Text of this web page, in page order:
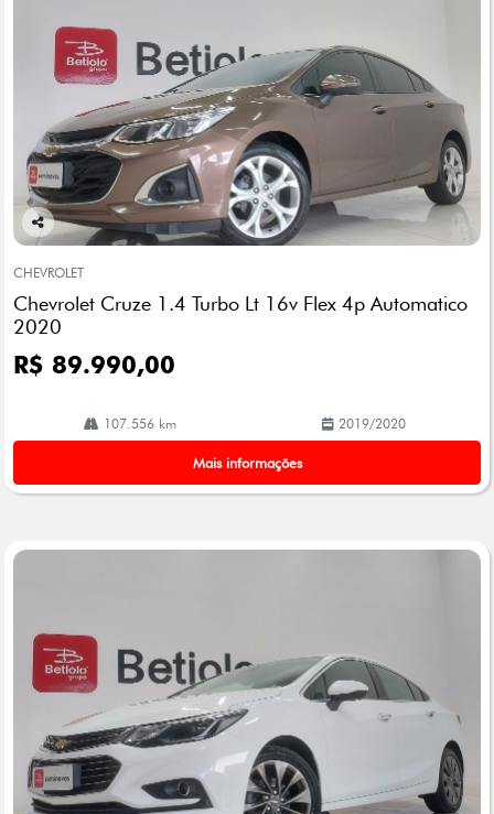
Co
arti
lhe
CHEVROLET
Chevrolet Cruze 1.4 Turbo Lt 16v Flex 4p Automatico
2020
R$ 89.990,00
107.556 km 2019/2020
Mais informações